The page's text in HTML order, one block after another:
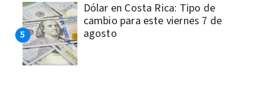
Dólar en Costa Rica: Tipo de
cambio para este viernes 7 de
agosto